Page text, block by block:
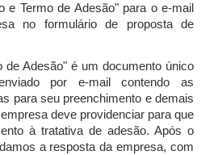
e Termo de Adesão" para o e-mail
no formulário de proposta de
de Adesão" é um documento único
por e-mail contendo as
para seu preenchimento e demais
deve providenciar para que
à tratativa de adesão. Após o
a resposta da empresa, com